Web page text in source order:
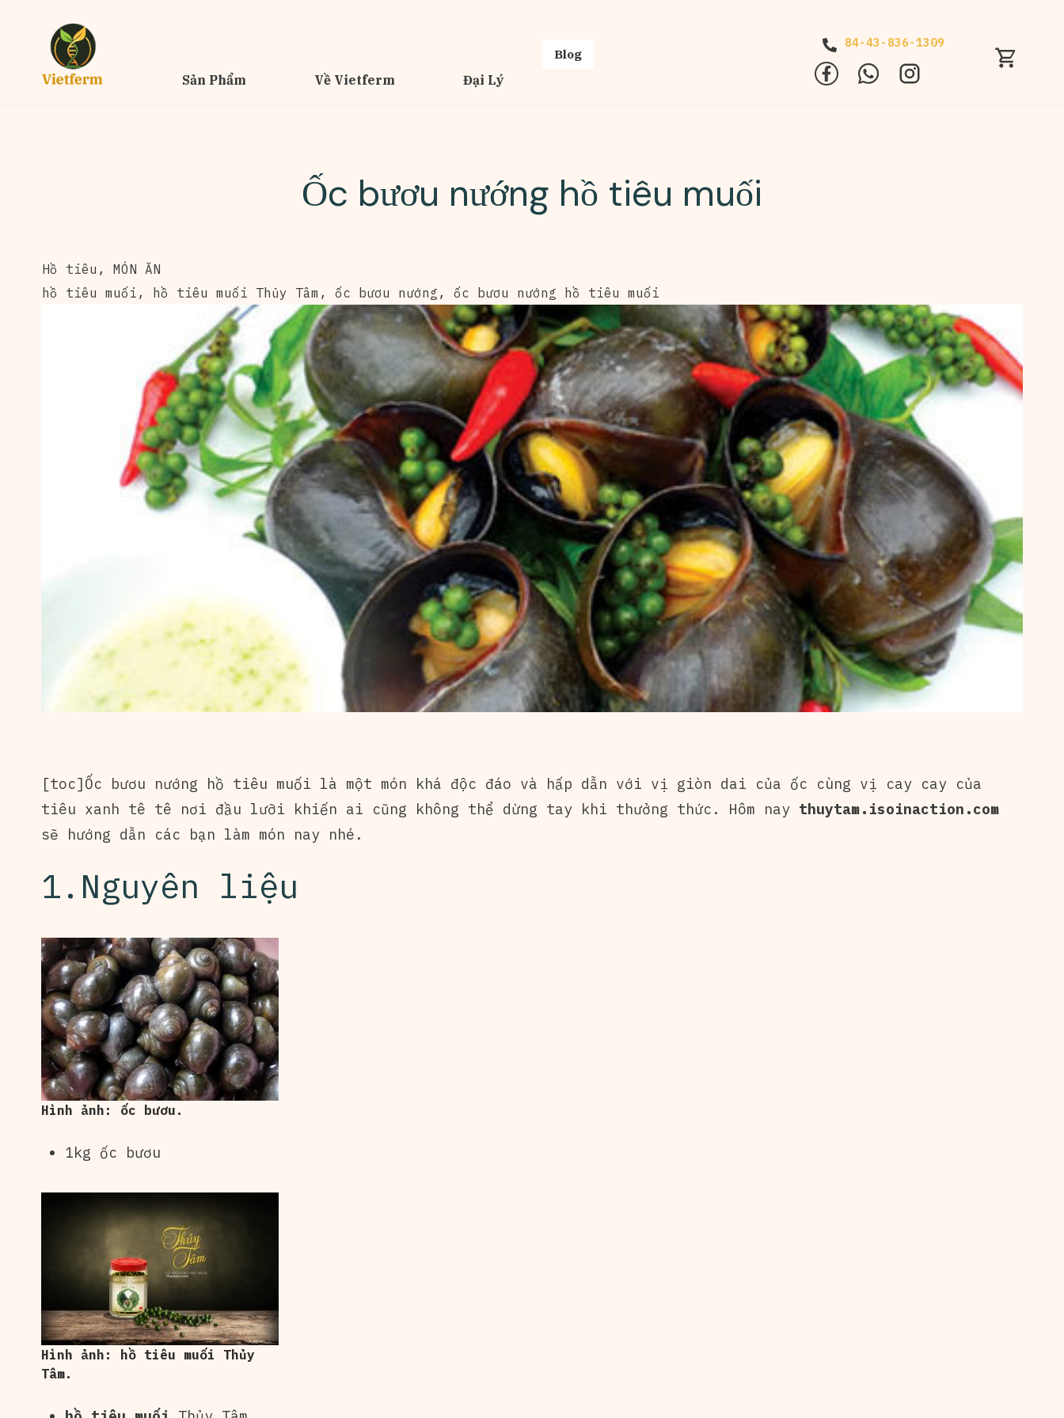
Sản Phẩm Về Vietferm Đại Lý
Blog
84-43-836-1309
Ốc bươu nướng hồ tiêu muối
Hồ tiêu , MÓN ĂN
hồ tiêu muối , hồ tiêu muối Thủy Tâm , ốc bươu nướng , ốc bươu nướng hồ tiêu muối
[toc]Ốc bươu nướng hồ tiêu muối là một món khá độc đáo và hấp dẫn với vị giòn dai của ốc cùng vị cay cay của
tiêu xanh tê tê nơi đầu lưỡi khiến ai cũng không thể dừng tay khi thưởng thức. Hôm nay thuytam.isoinaction.com
sẽ hướng dẫn các bạn làm món nay nhé.
1.Nguyên liệu
Hình ảnh: ốc bươu.
1kg ốc bươu
Hình ảnh: hồ tiêu muối Thủy
Tâm.